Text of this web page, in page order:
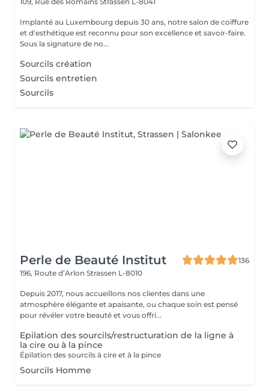
Implanté au Luxembourg depuis 30 ans, notre salon de coiffure
et d'esthétique est reconnu pour son excellence et savoir-faire.
Sous la signature de no...
Sourcils création
Sourcils entretien
Sourcils
Perle de Beauté Institut
136
196, Route d’Arlon Strassen L-8010
Depuis 2017, nous accueillons nos clientes dans une
atmosphère élégante et apaisante, ou chaque soin est pensé
pour révéler votre beauté et vous offri...
Epilation des sourcils/restructuration de la ligne à
la cire ou à la pince
Épilation des sourcils à cire et à la pince
Sourcils Homme